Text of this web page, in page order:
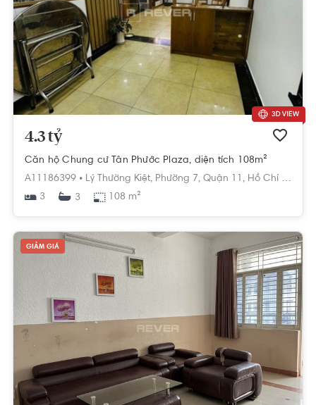
4.3 tỷ
Căn hộ Chung cư Tân Phước Plaza, diện tích 108m²
A11186399 • Lý Thường Kiệt, Phường 7, Quận 11, Hồ Chí Minh
3
3 108 m²
GIẢM GIÁ